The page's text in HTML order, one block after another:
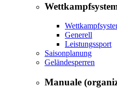
Generell
Leistungssport
Saisonplanung
Geländesperren
Manuale